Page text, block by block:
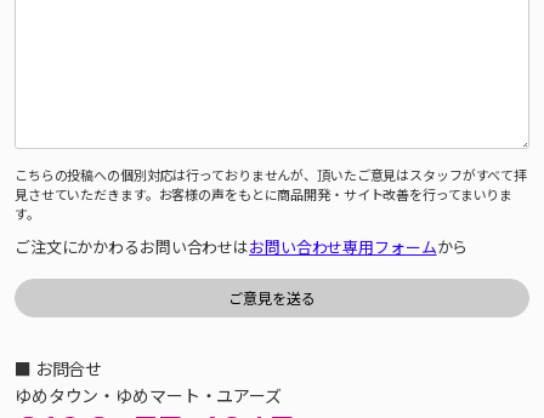
こちらの投稿への個別対応は行っておりませんが、頂いたご意見はスタッフがすべて拝
見させていただきます。お客様の声をもとに商品開発・サイト改善を行ってまいりま
す。
ご注文にかかわるお問い合わせはお問い合わせ専用フォームから
■ お問合せ
ゆめタウン・ゆめマート・ユアーズ